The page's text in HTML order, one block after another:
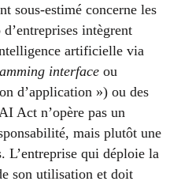
sous-estimé concerne les
intègrent
artificielle via
interface ou
d’application ») ou des
Act n’opère pas un
mais plutôt une
L’entreprise qui déploie la
son utilisation et doit